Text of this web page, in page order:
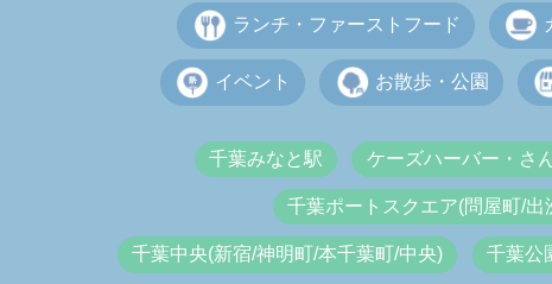
ランチ・ファーストフード
イベント お散歩・公園
千葉みなと駅 ケーズハーバー・さ
千葉ポートスクエア(問屋町/出
千葉中央(新宿/神明町/本千葉町/中央) 千葉公